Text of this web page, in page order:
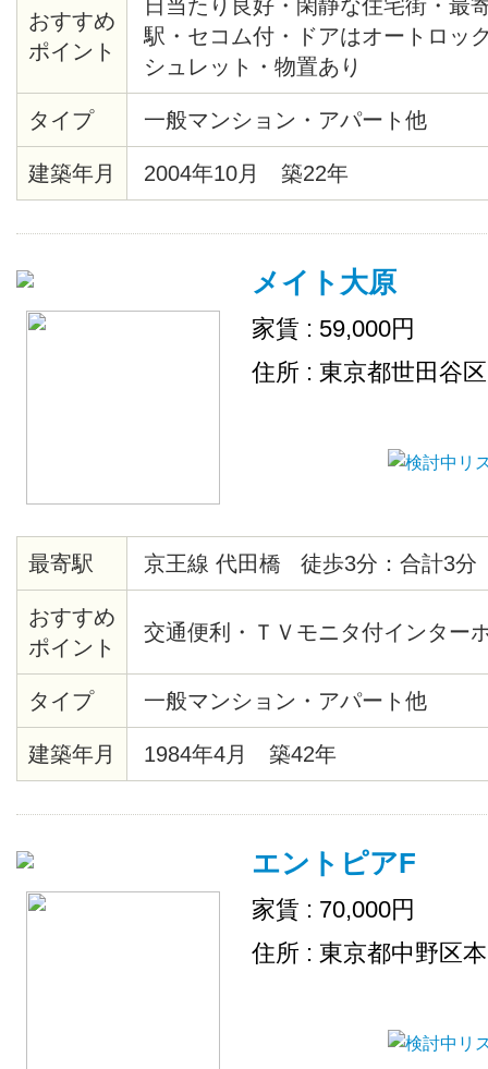
おすすめ
ポイント
日当たり良好・閑静な住宅街・最
駅・セコム付・ドアはオートロッ
シュレット・物置あり
タイプ 一般マンション・アパート他
建築年月 2004年10月 築22年
メイト大原
家賃 : 59,000円
住所 : 東京都世田谷
最寄駅 京王線 代田橋 徒歩3分：合計3分
おすすめ
ポイント
交通便利・ＴＶモニタ付インター
タイプ 一般マンション・アパート他
建築年月 1984年4月 築42年
エントピアF
家賃 : 70,000円
住所 : 東京都中野区